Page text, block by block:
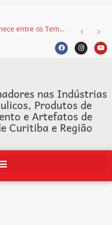
Intervalo intrajornada permanece entre os Temas mais recorrentes na Justiça do Trabalho e exige atenção das empresas
nas Indústrias
Produtos de
e Artefatos de
Curitiba e Região